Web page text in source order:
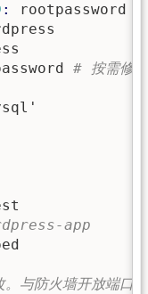
: rootpassword
# 按需修改
app
与防火墙开放端口